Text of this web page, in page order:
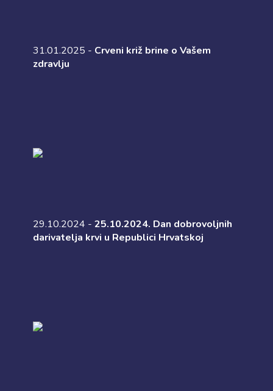
31.01.2025 - Crveni križ brine o Vašem
zdravlju
29.10.2024 - 25.10.2024. Dan dobrovoljnih
darivatelja krvi u Republici Hrvatskoj